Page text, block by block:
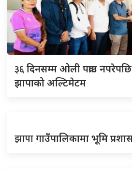
३६दिनसम्म ओली पक्राउ
झापाको अल्टिमेटम
झापागाउँपालिकामा भूमि